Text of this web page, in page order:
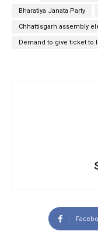
Bharatiya Janata Party
Chhattisgarh assembly
Demand to give ticket to